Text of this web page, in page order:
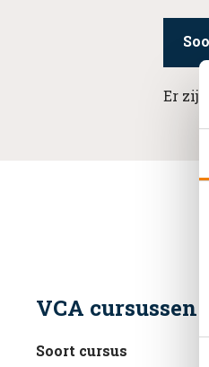
Er
VCA cursussen
Soort cursus